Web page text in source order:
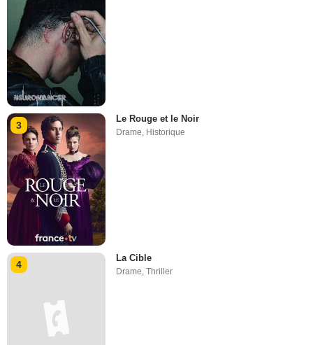
3
Le Rouge et le Noir
Drame, Historique
4
La Cible
Drame ,Thriller